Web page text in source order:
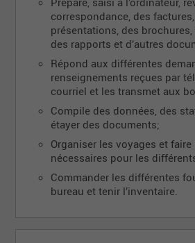
correspondance, des
présentations, des
des rapports et d’autres
Répond aux différentes
renseignements reçues par
courriel et les transmet aux
Compile des données, des
étayer des documents;
Organiser les voyages et
nécessaires pour les
Commander les différentes
bureau et tenir l’inventaire.